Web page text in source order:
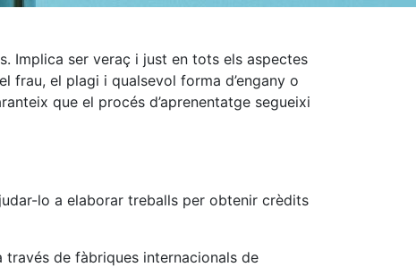
Implica ser veraç i just en tots els aspectes
frau, el plagi i qualsevol forma d’engany o
que el procés d’aprenentatge segueixi
lo a elaborar treballs per obtenir crèdits
de fàbriques internacionals de